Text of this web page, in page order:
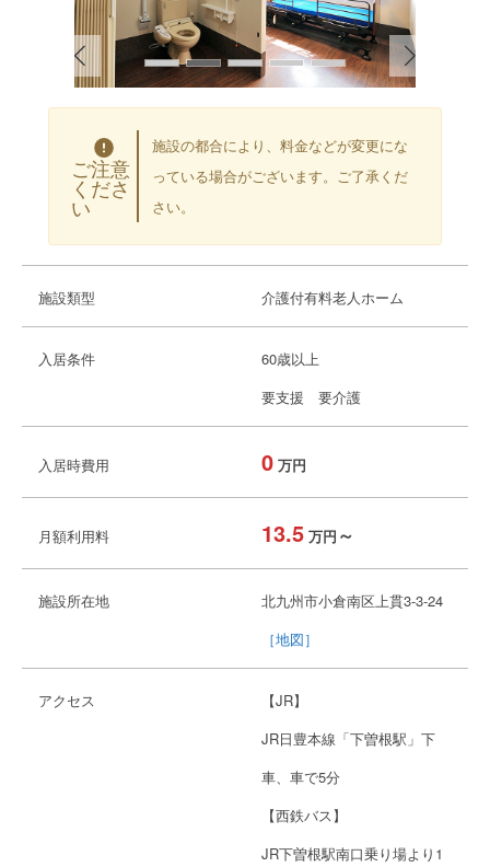
ご注意
くださ
い
施設の都合により、料金などが変更にな
っている場合がございます。ご了承くだ
さい。
施設類型 介護付有料老人ホーム
入居条件
60歳以上
要支援 要介護
入居時費用 0 万円
月額利用料 13.5 万円 ～
施設所在地
北九州市小倉南区上貫3-3-24
［地図］
アクセス
【JR】
JR日豊本線「下曽根駅」下
車、車で5分
【西鉄バス】
JR下曽根駅南口乗り場より1